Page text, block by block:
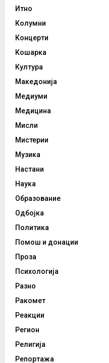
Итно
Колумни
Концерти
Кошарка
Култура
Македонија
Медиуми
Медицина
Мисли
Мистерии
Музика
Настани
Наука
Образование
Одбојка
Политика
Помош и донации
Проза
Психологија
Разно
Ракомет
Реакции
Регион
Религија
Репортажа